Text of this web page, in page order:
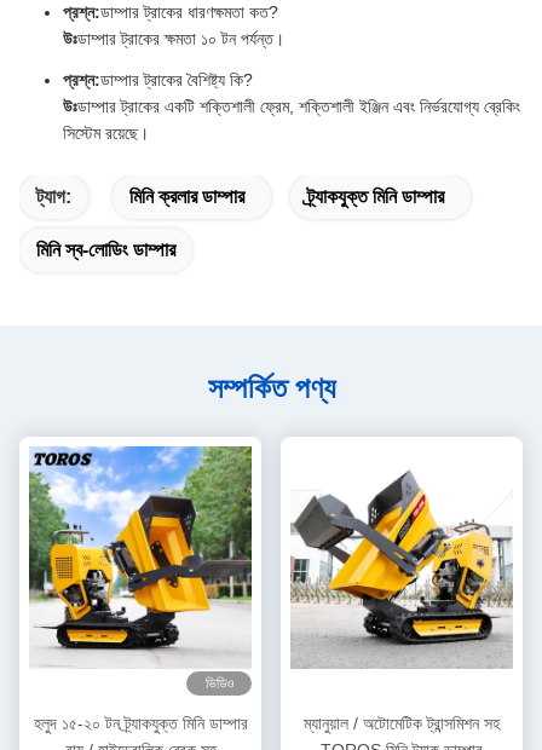
প্রশ্ন:ডাম্পার ট্রাকের ধারণক্ষমতা কত?
উঃডাম্পার ট্রাকের ক্ষমতা ১০ টন পর্যন্ত।
প্রশ্ন:ডাম্পার ট্রাকের বৈশিষ্ট্য কি?
উঃডাম্পার ট্রাকের একটি শক্তিশালী ফ্রেম, শক্তিশালী ইঞ্জিন এবং নির্ভরযোগ্য ব্রেকিং
সিস্টেম রয়েছে।
ট্যাগ: মিনি ক্রলার ডাম্পার ট্র্যাকযুক্ত মিনি ডাম্পার
মিনি স্ব-লোডিং ডাম্পার
সম্পর্কিত পণ্য
ভিডিও
হলুদ ১৫-২০ টন ট্র্যাকযুক্ত মিনি ডাম্পার
ম্যানুয়াল / অটোমেটিক ট্রান্সমিশন সহ